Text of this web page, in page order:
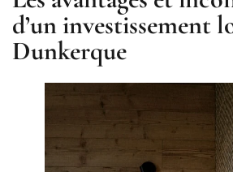
d’un investissement
Dunkerque